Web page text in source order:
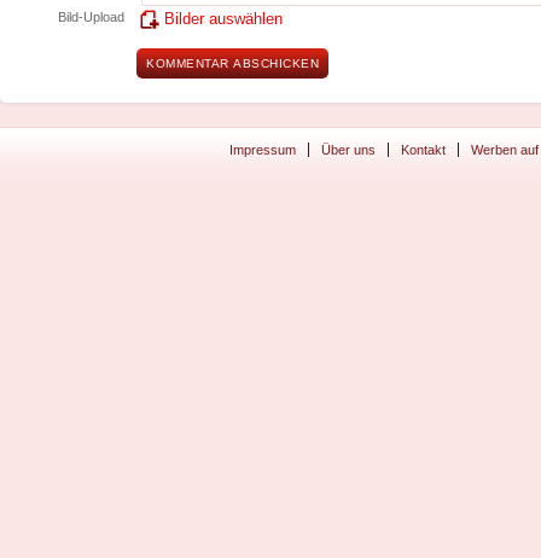
Bild-Upload Bilder auswählen
Impressum Über uns Kontakt Werben